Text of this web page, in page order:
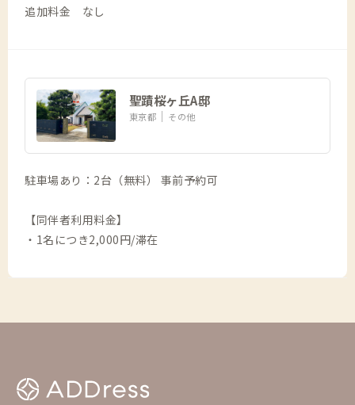
追加料金 なし
聖蹟桜ヶ丘A邸
東京都 その他
駐車場あり：2台（無料） 事前予約可
【同伴者利用料金】
・1名につき2,000円/滞在